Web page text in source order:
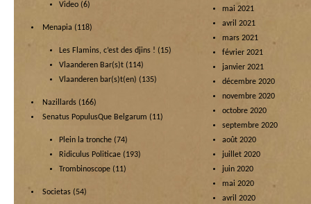
Video (6)
Menapia (118)
Les Flamins, c’est des djins ! (15)
Vlaanderen Bar(s)t (114)
Vlaanderen bar(s)t(en) (135)
Nazillards (166)
Senatus PopulusQue Belgarum (11)
Plein la tronche (74)
Ridiculus Politicae (193)
Trombinoscope (11)
Societas (54)
mai 2021
avril 2021
mars 2021
février 2021
janvier 2021
décembre 2020
novembre 2020
octobre 2020
septembre 2020
août 2020
juillet 2020
juin 2020
mai 2020
avril 2020